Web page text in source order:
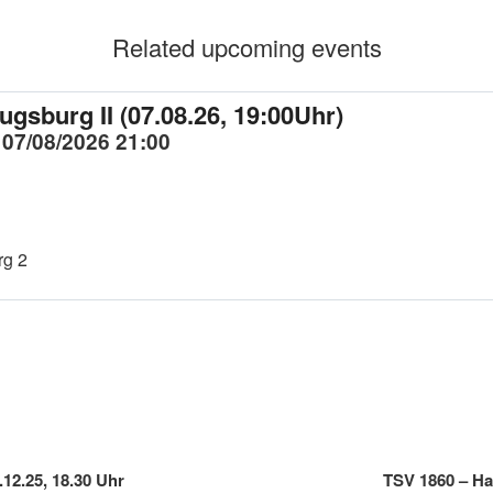
Related upcoming events
II (07.08.26, 19:00Uhr)
08/2026 21:00
2
18.30 Uhr TSV 1860 –